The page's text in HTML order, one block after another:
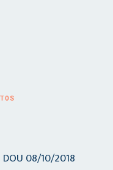
08/10/2018